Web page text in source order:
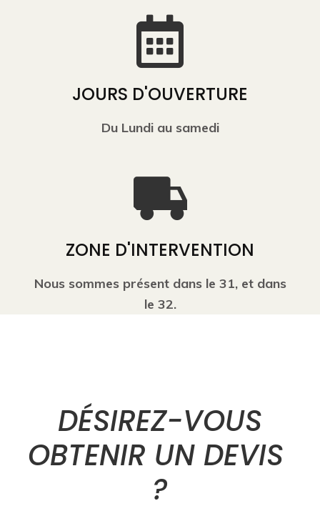
JOURS D'OUVERTURE
Du Lundi au samedi
ZONE D'INTERVENTION
Nous sommes présent dans le 31, et dans
le 32.
DÉSIREZ-VOUS
OBTENIR UN DEVIS
?